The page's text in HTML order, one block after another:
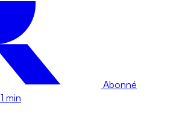
Abonné
1 min